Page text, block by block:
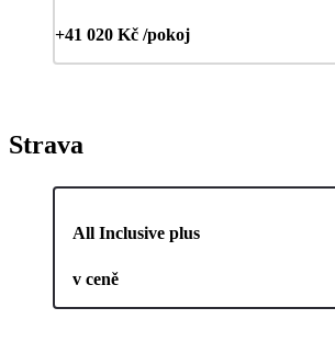
+41 020 Kč /pokoj
Strava
All Inclusive plus
v ceně